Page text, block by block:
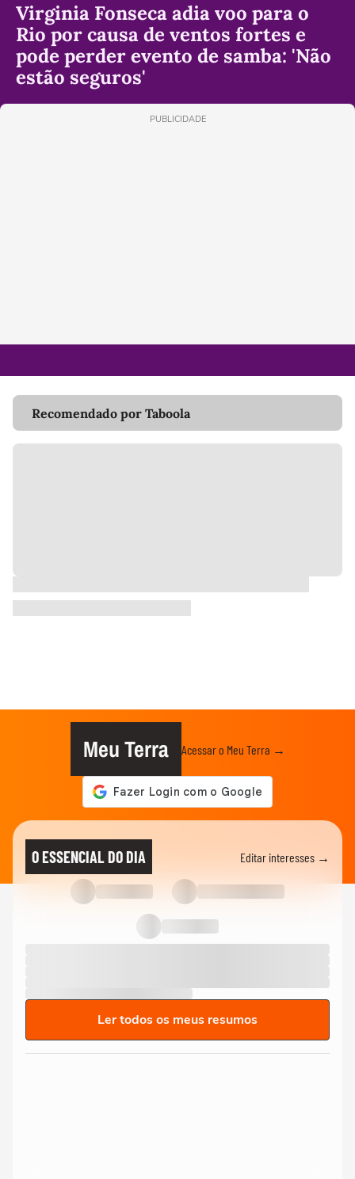
Virginia Fonseca adia voo para o
Rio por causa de ventos fortes e
pode perder evento de samba: 'Não
estão seguros'
PUBLICIDADE
Recomendado por Taboola
Meu Terra Acessar o Meu Terra →
O ESSENCIAL DO DIA Editar interesses →
Ler todos os meus resumos